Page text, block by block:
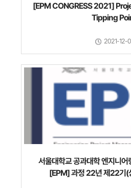
[EPM CONGRESS 2021]
Tipping
2021-12-
서울대학교 공과대학 엔지니
[EPM] 과정 22년 제22기(